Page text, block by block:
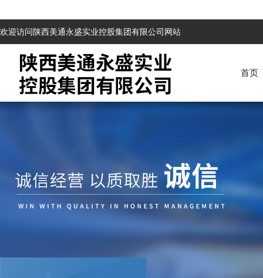
欢迎访问陕西美通永盛实业控股集团有限公司网站
首页